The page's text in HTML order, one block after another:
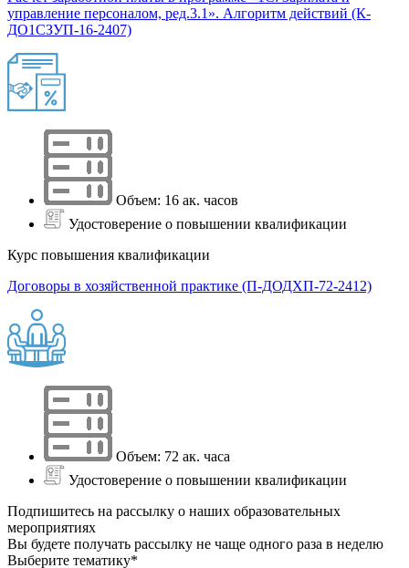
управление персоналом, ред.3.1». Алгоритм действий (К-
ДО1СЗУП-16-2407)
Объем: 16 ак. часов
Удостоверение о повышении квалификации
Курс повышения квалификации
Договоры в хозяйственной практике (П-ДОДХП-72-2412)
Объем: 72 ак. часа
Удостоверение о повышении квалификации
Подпишитесь на рассылку о наших образовательных
мероприятиях
Вы будете получать рассылку не чаще одного раза в неделю
Выберите тематику*